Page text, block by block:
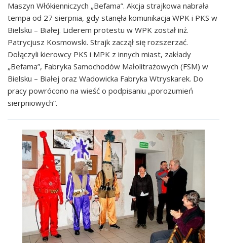
Maszyn Włókienniczych „Befama”. Akcja strajkowa nabrała
tempa od 27 sierpnia, gdy stanęła komunikacja WPK i PKS w
Bielsku – Białej. Liderem protestu w WPK został inż.
Patrycjusz Kosmowski. Strajk zaczął się rozszerzać.
Dołączyli kierowcy PKS i MPK z innych miast, zakłady
„Befama”, Fabryka Samochodów Małolitrażowych (FSM) w
Bielsku – Białej oraz Wadowicka Fabryka Wtryskarek. Do
pracy powrócono na wieść o podpisaniu „porozumień
sierpniowych”.